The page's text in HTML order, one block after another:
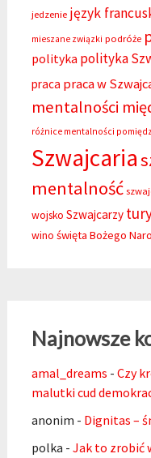
jedzenie język
mieszane związki podróże
polityka polityka
praca praca w
mentalności
różnice mentalności
Szwajcaria
mentalność
wojsko Szwajcarzy
wino święta Bożego
Najnowsze
amal_dreams - Czy
malutki cud
anonim - Dignitas –
polka - Jak to zrobić